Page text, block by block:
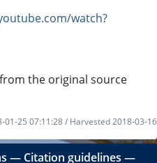
watch?
the original source
01-25 07:11:28 / Harvested 2018-03-16
― Citation guidelines ―